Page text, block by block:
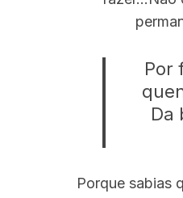
Por
Da
Porque sabias
o
r